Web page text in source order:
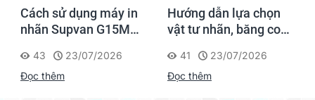
Hướng dẫn lựa chọn
vật tư nhãn, băng co
Supvan G15M Pro
41
23/07/2026
Đọc thêm
Cách chọn ống co
nhiệt HZSE cho máy in
361
20/01/2026
Đọc thêm